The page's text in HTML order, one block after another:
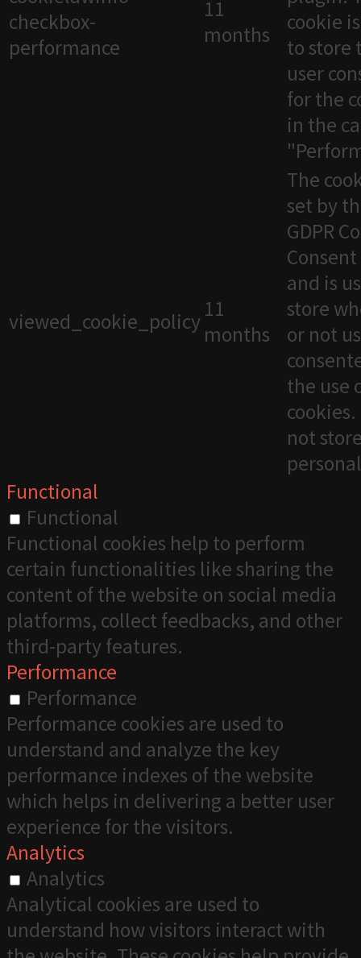
checkbox-
performance
11
months
cookie
to store
user
for the
in the
viewed_cookie_policy 11
months
The
set by
GDPR
and is
store
or not
the use
not
Functional
Functional
Functional cookies help to perform
certain functionalities like sharing the
content of the website on social media
platforms, collect feedbacks, and other
third-party features.
Performance
Performance
Performance cookies are used to
understand and analyze the key
performance indexes of the website
which helps in delivering a better user
experience for the visitors.
Analytics
Analytics
Analytical cookies are used to
understand how visitors interact with